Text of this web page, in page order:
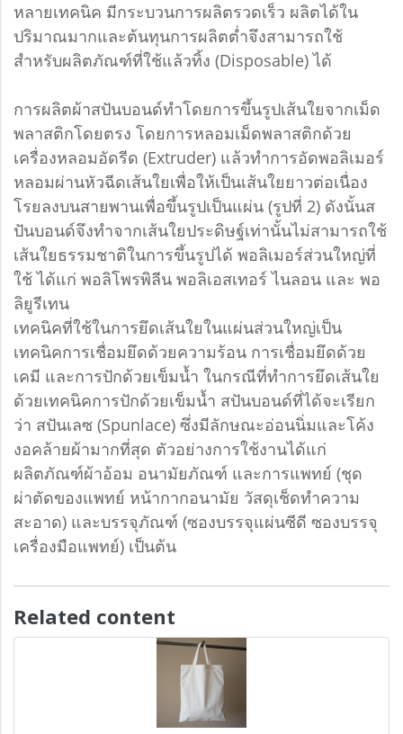
หลายเทคนิค มีกระบวนการผลิตรวดเร็ว ผลิตได้ใน
ปริมาณมากและต้นทุนการผลิตต่ำจึงสามารถใช้
สำหรับผลิตภัณฑ์ที่ใช้แล้วทิ้ง (Disposable) ได้
การผลิตผ้าสปันบอนด์ทำโดยการขึ้นรูปเส้นใยจากเม็ด
พลาสติกโดยตรง โดยการหลอมเม็ดพลาสติกด้วย
เครื่องหลอมอัดรีด (Extruder) แล้วทำการอัดพอลิเมอร์
หลอมผ่านหัวฉีดเส้นใยเพื่อให้เป็นเส้นใยยาวต่อเนื่อง
โรยลงบนสายพานเพื่อขึ้นรูปเป็นแผ่น (รูปที่ 2) ดังนั้นส
ปันบอนด์จึงทำจากเส้นใยประดิษฐ์เท่านั้นไม่สามารถใช้
เส้นใยธรรมชาติในการขึ้นรูปได้ พอลิเมอร์ส่วนใหญ่ที่
ใช้ ได้แก่ พอลิโพรพิลีน พอลิเอสเทอร์ ไนลอน และ พอ
ลิยูรีเทน
เทคนิคที่ใช้ในการยึดเส้นใยในแผ่นส่วนใหญ่เป็น
เทคนิคการเชื่อมยึดด้วยความร้อน การเชื่อมยึดด้วย
เคมี และการปักด้วยเข็มน้ำ ในกรณีที่ทำการยึดเส้นใย
ด้วยเทคนิคการปักด้วยเข็มน้ำ สปันบอนด์ที่ได้จะเรียก
ว่า สปันเลซ (Spunlace) ซึ่งมีลักษณะอ่อนนิ่มและโค้ง
งอคล้ายผ้ามากที่สุด ตัวอย่างการใช้งานได้แก่
ผลิตภัณฑ์ผ้าอ้อม อนามัยภัณฑ์ และการแพทย์ (ชุด
ผ่าตัดของแพทย์ หน้ากากอนามัย วัสดุเช็ดทำความ
สะอาด) และบรรจุภัณฑ์ (ซองบรรจุแผ่นซีดี ซองบรรจุ
เครื่องมือแพทย์) เป็นต้น
Related content